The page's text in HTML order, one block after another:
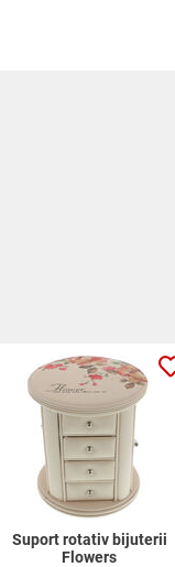
Suport rotativ bijuterii
Flowers